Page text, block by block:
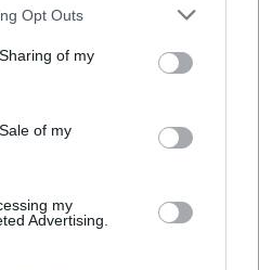
Opt Outs
of my
of my
my
Advertising.
évente 3 alkalommal.